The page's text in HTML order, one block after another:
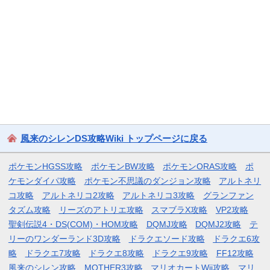
風来のシレンDS攻略Wiki トップページに戻る
ポケモンHGSS攻略 ポケモンBW攻略 ポケモンORAS攻略
ポ
ケモンダイパ攻略
ポケモン不思議のダンジョン攻略
アルトネリ
コ攻略
アルトネリコ2攻略 アルトネリコ3攻略
グランファン
タズム攻略
リーズのアトリエ攻略 スマブラX攻略
VP2攻略
聖剣伝説4・DS(COM)・HOM攻略
DQMJ攻略 DQMJ2攻略
テ
リーのワンダーランド3D攻略
ドラクエソード攻略
ドラクエ6攻
略
ドラクエ7攻略 ドラクエ8攻略 ドラクエ9攻略
FF12攻略
風来のシレン攻略
MOTHER3攻略 マリオカートWii攻略 マリ